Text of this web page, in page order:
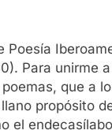
Poesía
Para unirme
que a
propósito
el